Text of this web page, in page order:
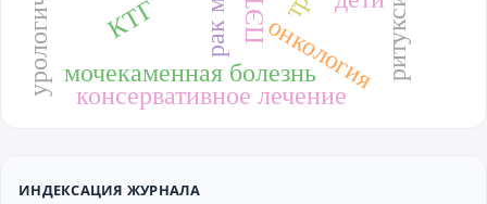
онкология
мочекаменная болезнь
консервативное лечение
КТГ
ИНДЕКСАЦИЯ ЖУРНАЛА